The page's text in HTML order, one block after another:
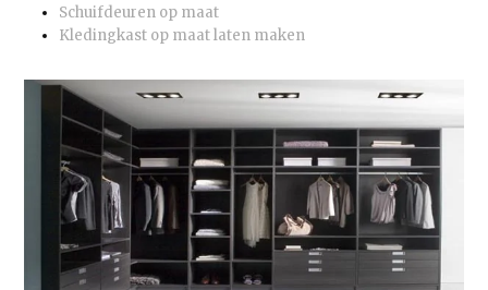
Schuifdeuren op maat
Kledingkast op maat laten maken